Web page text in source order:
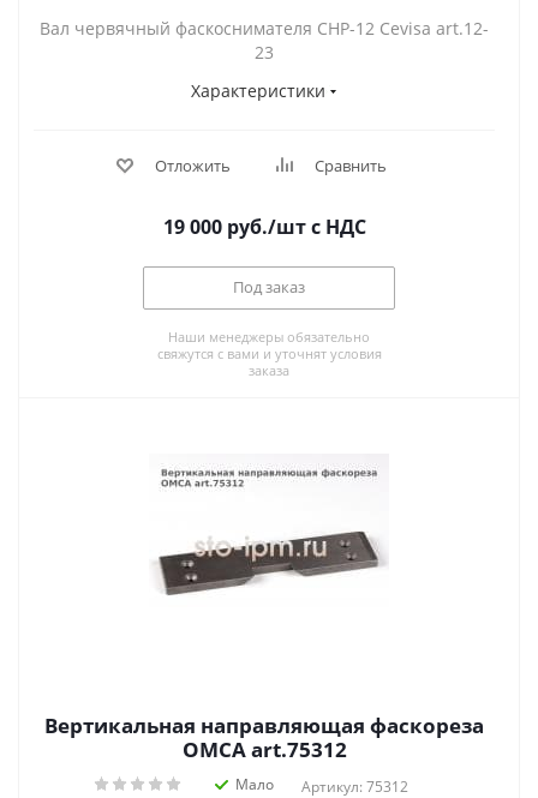
Вал червячный фаскоснимателя CHP-12 Cevisa art.12-
23
Характеристики
Отложить Сравнить
19 000 руб./штс НДС
Под заказ
Наши менеджеры обязательно
свяжутся с вами и уточнят условия
заказа
Вертикальная направляющая фаскореза
OMCA art.75312
Мало Артикул: 75312